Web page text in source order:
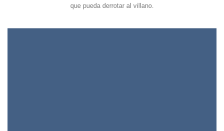
que pueda derrotar al villano.